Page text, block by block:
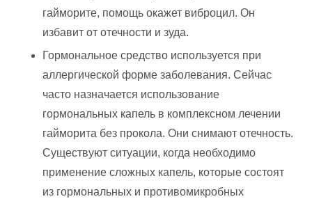
гайморите, помощь окажет виброцил. Он
избавит от отечности и зуда.
Гормональное средство используется при
аллергической форме заболевания. Сейчас
часто назначается использование
гормональных капель в комплексном лечении
гайморита без прокола. Они снимают отечность.
Существуют ситуации, когда необходимо
применение сложных капель, которые состоят
из гормональных и противомикробных